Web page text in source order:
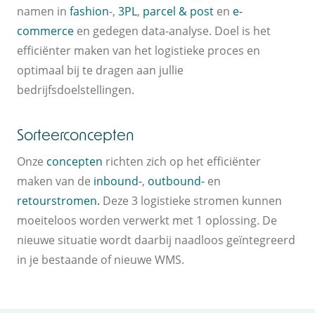
namen in fashion-, 3PL, parcel & post en e-
commerce en gedegen data-analyse. Doel is het
efficiënter maken van het logistieke proces en
optimaal bij te dragen aan jullie
bedrijfsdoelstellingen.
Sorteerconcepten
Onze concepten richten zich op het efficiënter
maken van de inbound-, outbound- en
retourstromen. Deze 3 logistieke stromen kunnen
moeiteloos worden verwerkt met 1 oplossing. De
nieuwe situatie wordt daarbij naadloos geïntegreerd
in je bestaande of nieuwe WMS.